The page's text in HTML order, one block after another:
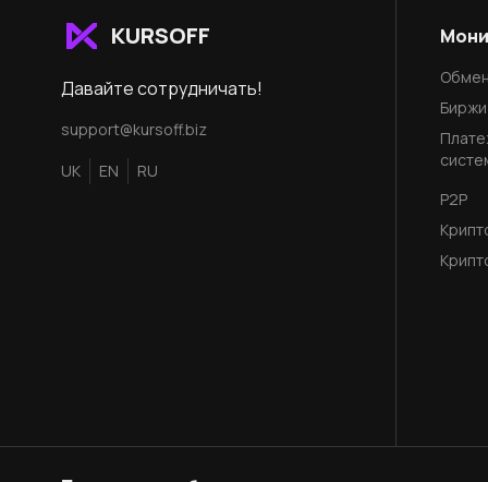
KURSOFF
Давайте сотрудничать!
support@kursoff.biz
UK
EN RU
Биржи
P2P